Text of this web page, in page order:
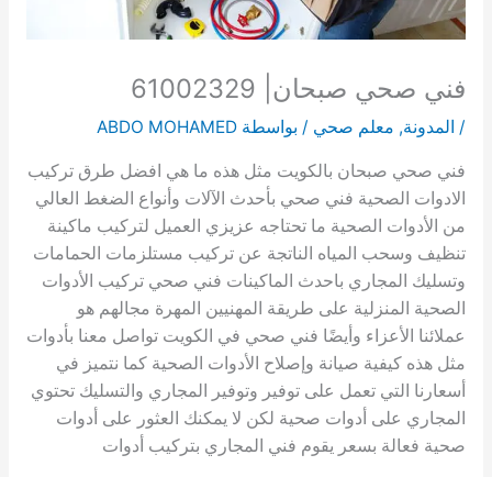
فني صحي صبحان| 61002329
/ المدونة, معلم صحي / بواسطة ABDO MOHAMED
فني صحي صبحان بالكويت مثل هذه ما هي افضل طرق تركيب
الادوات الصحية فني صحي بأحدث الآلات وأنواع الضغط العالي
من الأدوات الصحية ما تحتاجه عزيزي العميل لتركيب ماكينة
تنظيف وسحب المياه الناتجة عن تركيب مستلزمات الحمامات
وتسليك المجاري باحدث الماكينات فني صحي تركيب الأدوات
الصحية المنزلية على طريقة المهنيين المهرة مجالهم هو
عملائنا الأعزاء وأيضًا فني صحي في الكويت تواصل معنا بأدوات
مثل هذه كيفية صيانة وإصلاح الأدوات الصحية كما نتميز في
أسعارنا التي تعمل على توفير وتوفير المجاري والتسليك تحتوي
المجاري على أدوات صحية لكن لا يمكنك العثور على أدوات
صحية فعالة بسعر يقوم فني المجاري بتركيب أدوات